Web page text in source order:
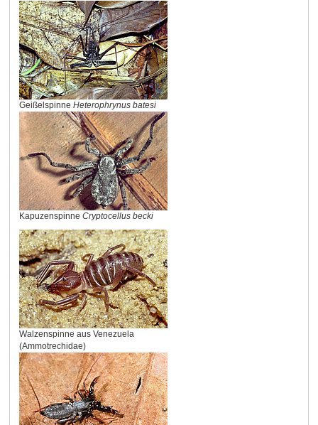
Geißelspinne Heterophrynus batesi
Kapuzenspinne Cryptocellus becki
Walzenspinne aus Venezuela
(Ammotrechidae)